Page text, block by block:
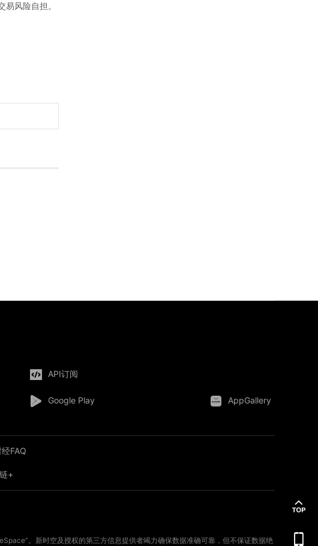
风险自担。
API订阅
Google Play AppGallery
经FAQ
+
。新时空及授权的第三方信息提供者竭力确保数据准确可靠，但不保证数据绝